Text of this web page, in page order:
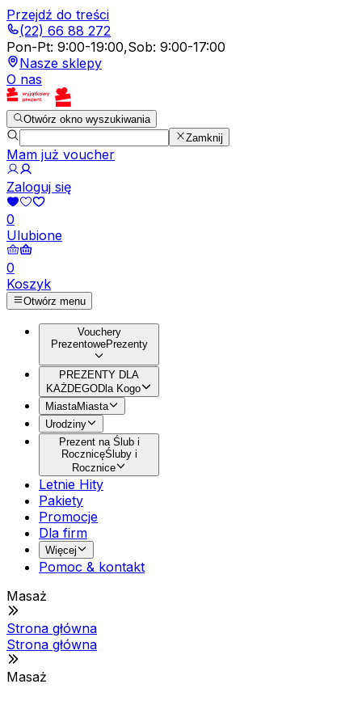
Przejdź do treści
(22) 66 88 272
Pon-Pt: 9:00-19:00,Sob: 9:00-17:00
Nasze sklepy
O nas
Otwórz okno wyszukiwania
Zamknij
Mam już voucher
Zaloguj się
0
Ulubione
0
Koszyk
Otwórz menu
Vouchery
PrezentowePrezenty
PREZENTY DLA
KAŻDEGODla Kogo
MiastaMiasta
Urodziny
Prezent na Ślub i
RocznicęŚluby i
Rocznice
Letnie Hity
Pakiety
Promocje
Dla firm
Więcej
Pomoc & kontakt
Masaż
Strona główna
Strona główna
Masaż